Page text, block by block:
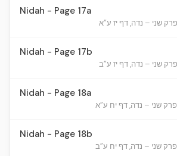
Nidah - Page 17a
Nidah - Page 17b
Nidah - Page 18a
Nidah - Page 18b